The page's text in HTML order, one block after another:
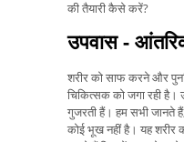
की तैयारी कैसे करें?
उपवास -
शरीर को साफ करने और
चिकित्सक को जगा रही है।
गुजरती हैं। हम सभी जानते
कोई भूख नहीं है। यह शरीर